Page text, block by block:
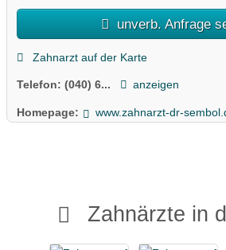
unverb. Anfrage
Zahnarzt auf der Karte
Telefon: (040) 6... anzeigen
Homepage: www.zahnarzt-dr-
Zahnärzte in